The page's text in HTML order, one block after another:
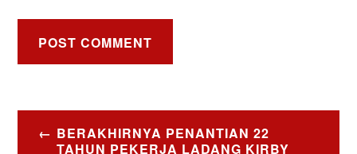
PostBERAKHIRNYA PENANTIAN 22
TAHUN PEKERJA LADANG KIRBY